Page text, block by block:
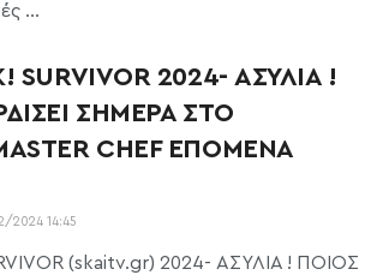
...
SURVIVOR 2024- ΑΣΥΛΙΑ !
ΣΗΜΕΡΑ ΣΤΟ
CHEF ΕΠΟΜΕΝΑ
2024 14:45
(skaitv.gr) 2024- ΑΣΥΛΙΑ ! ΠΟΙΟΣ